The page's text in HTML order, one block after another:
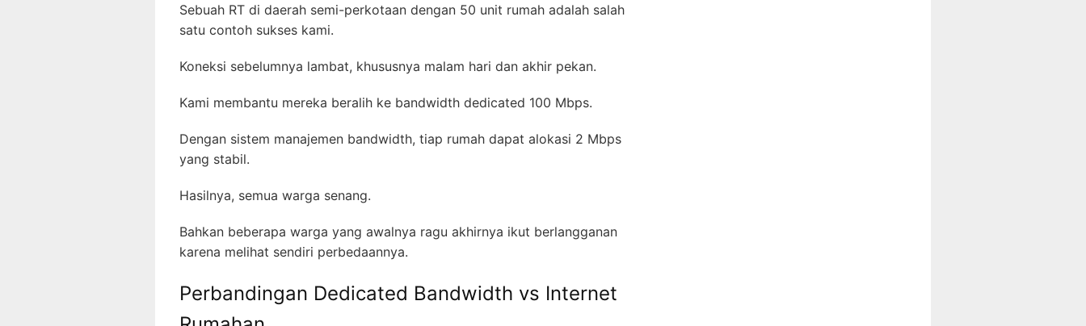
Sebuah RT di daerah semi-perkotaan dengan 50 unit rumah adalah salah
satu contoh sukses kami.
Koneksi sebelumnya lambat, khususnya malam hari dan akhir pekan.
Kami membantu mereka beralih ke bandwidth dedicated 100 Mbps.
Dengan sistem manajemen bandwidth, tiap rumah dapat alokasi 2 Mbps
yang stabil.
Hasilnya, semua warga senang.
Bahkan beberapa warga yang awalnya ragu akhirnya ikut berlangganan
karena melihat sendiri perbedaannya.
Perbandingan Dedicated Bandwidth vs Internet